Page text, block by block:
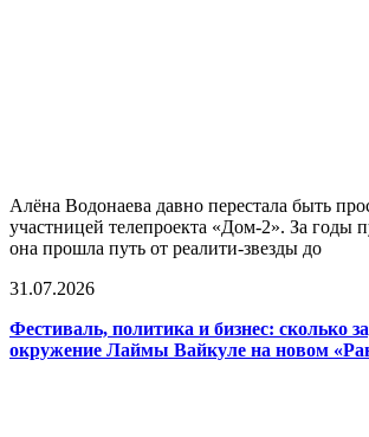
Алёна Водонаева давно перестала быть
участницей телепроекта «Дом-2». За годы
она прошла путь от реалити-звезды до
31.07.2026
Фестиваль, политика и бизнес: сколько
окружение Лаймы Вайкуле на новом